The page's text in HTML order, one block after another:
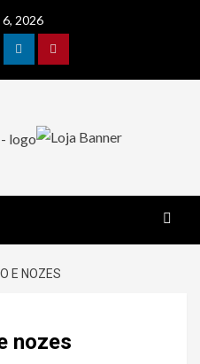
2026
LinkedinPinterest
E NOZES
nozes